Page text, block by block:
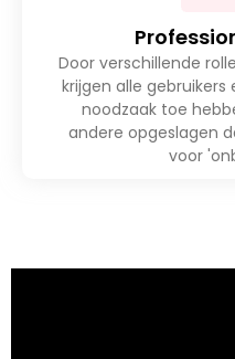
Door verschillende
krijgen alle
noodzaak toe
andere opgeslagen
voor